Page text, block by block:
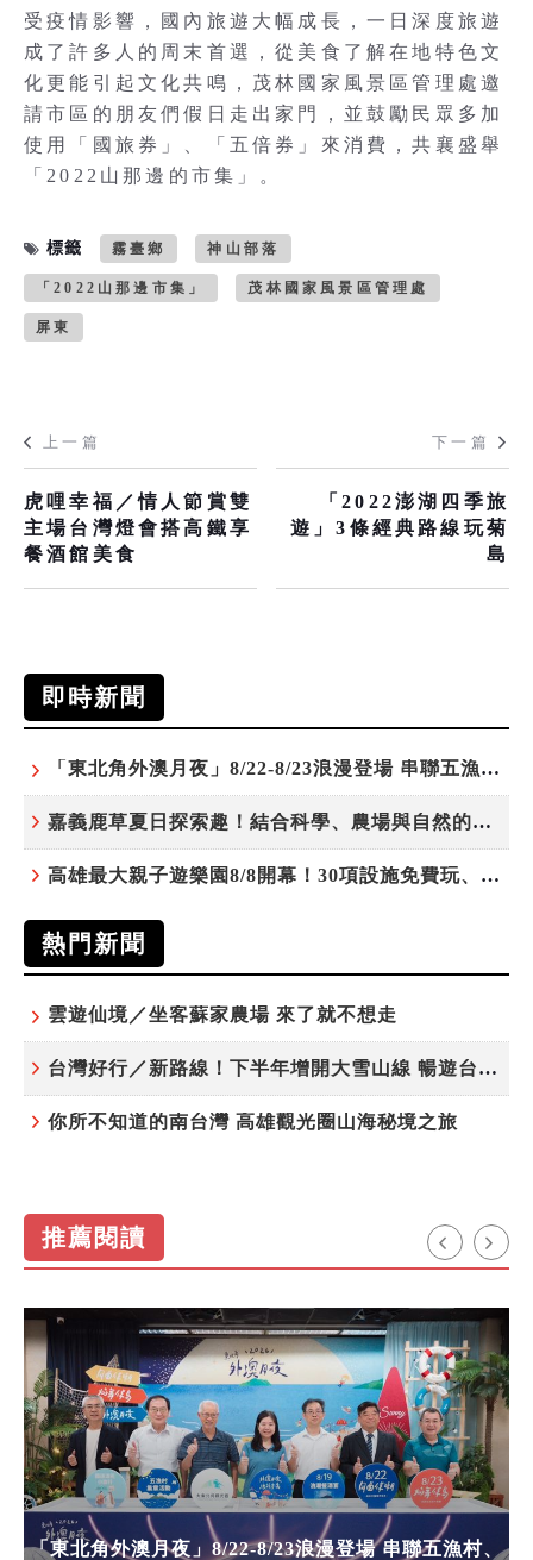
受疫情影響，國內旅遊大幅成長，一日深度旅遊
成了許多人的周末首選，從美食了解在地特色文
化更能引起文化共鳴，茂林國家風景區管理處邀
請市區的朋友們假日走出家門，並鼓勵民眾多加
使用「國旅券」、「五倍券」來消費，共襄盛舉
「2022山那邊的市集」。
標籤 霧臺鄉 神山部落
「2022山那邊市集」 茂林國家風景區管理處
屏東
上一篇
虎哩幸福／情人節賞雙
主場台灣燈會搭高鐵享
餐酒館美食
下一篇
「2022澎湖四季旅
遊」3條經典路線玩菊
島
即時新聞
「東北角外澳月夜」8/22-8/23浪漫登場 串聯五漁村、音樂、市集、火舞與慢旅共度夏夜
嘉義鹿草夏日探索趣！結合科學、農場與自然的親子小旅行
高雄最大親子遊樂園8/8開幕！30項設施免費玩、YOYO家族嗨翻暑假
熱門新聞
雲遊仙境／坐客蘇家農場 來了就不想走
台灣好行／新路線！下半年增開大雪山線 暢遊台中更便利
你所不知道的南台灣 高雄觀光圈山海秘境之旅
推薦閱讀
「東北角外澳月夜」8/22-8/23浪漫登場 串聯五漁村、